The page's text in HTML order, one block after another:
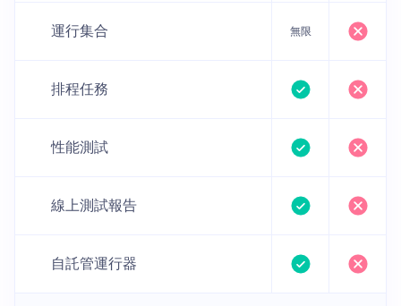
運行集合 無限
排程任務
性能測試
線上測試報告
自託管運行器